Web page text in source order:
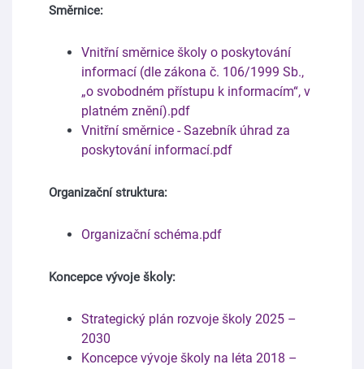
Směrnice:
Vnitřní směrnice školy o poskytování
informací (dle zákona č. 106/1999 Sb.,
„o svobodném přístupu k informacím“, v
platném znění).pdf
Vnitřní směrnice - Sazebník úhrad za
poskytování informací.pdf
Organizační struktura:
Organizační schéma.pdf
Koncepce vývoje školy:
Strategický plán rozvoje školy 2025 –
2030
Koncepce vývoje školy na léta 2018 –